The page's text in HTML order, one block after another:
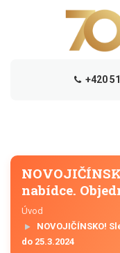
+420
nabídce.
Úvod
NOVOJIČÍNSKO!
do 25.3.2024